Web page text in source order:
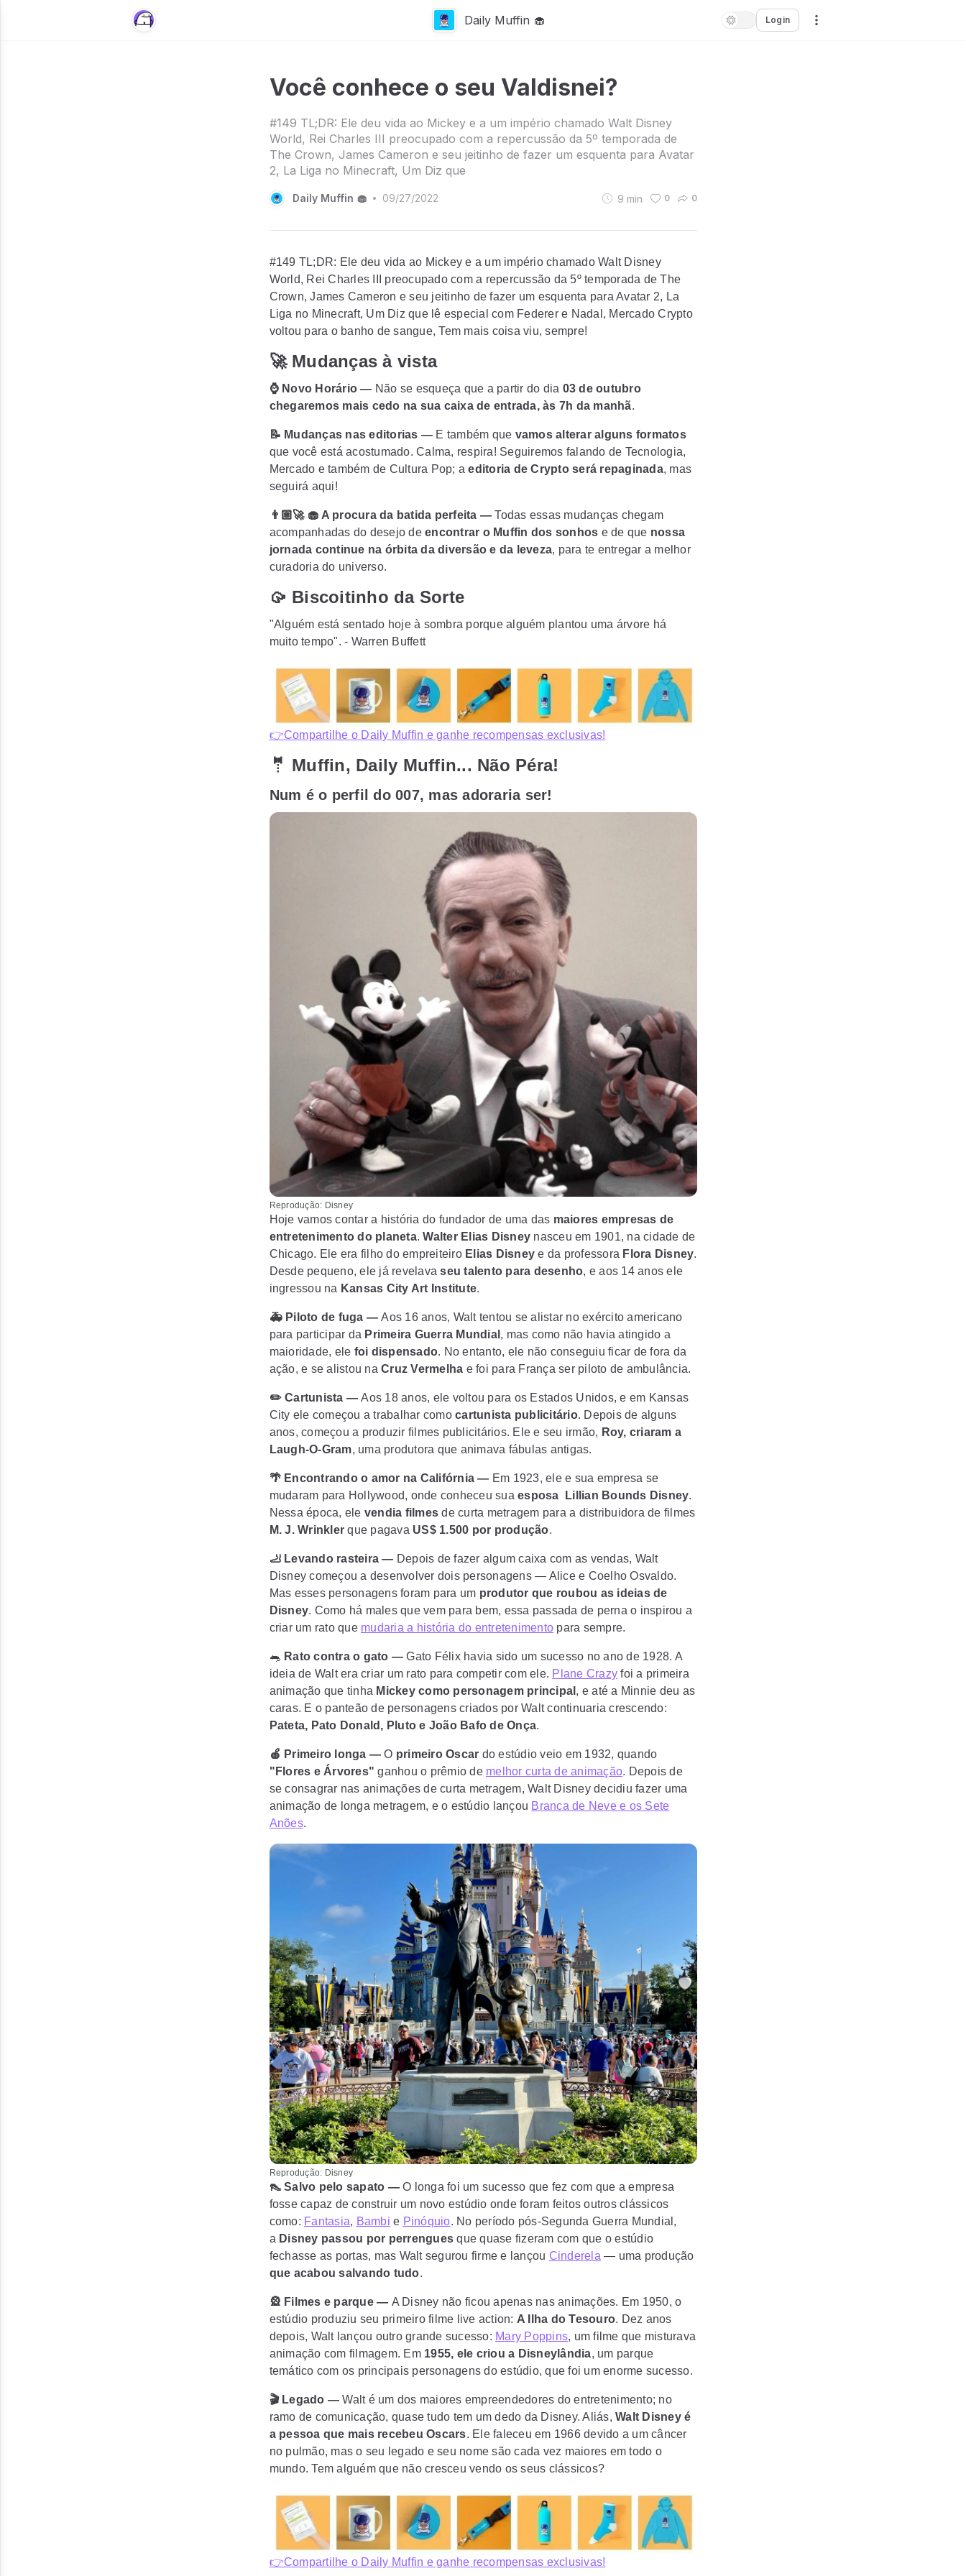
Daily Muffin 🧁 Login
Você conhece o seu Valdisnei?
#149 TL;DR: Ele deu vida ao Mickey e a um império chamado Walt Disney
World, Rei Charles III preocupado com a repercussão da 5º temporada de
The Crown, James Cameron e seu jeitinho de fazer um esquenta para Avatar
2, La Liga no Minecraft, Um Diz que
Daily Muffin 🧁 • 09/27/2022 9 min 0 0
#149 TL;DR: Ele deu vida ao Mickey e a um império chamado Walt Disney
World, Rei Charles III preocupado com a repercussão da 5º temporada de The
Crown, James Cameron e seu jeitinho de fazer um esquenta para Avatar 2, La
Liga no Minecraft, Um Diz que lê especial com Federer e Nadal, Mercado Crypto
voltou para o banho de sangue, Tem mais coisa viu, sempre!
🚀 Mudanças à vista
⌚ Novo Horário — Não se esqueça que a partir do dia 03 de outubro
chegaremos mais cedo na sua caixa de entrada, às 7h da manhã.
📝 Mudanças nas editorias — E também que vamos alterar alguns formatos
que você está acostumado. Calma, respira! Seguiremos falando de Tecnologia,
Mercado e também de Cultura Pop; a editoria de Crypto será repaginada, mas
seguirá aqui!
👨🏼‍🚀 🧁 A procura da batida perfeita — Todas essas mudanças chegam
acompanhadas do desejo de encontrar o Muffin dos sonhos e de que nossa
jornada continue na órbita da diversão e da leveza, para te entregar a melhor
curadoria do universo.
🥠 Biscoitinho da Sorte
"Alguém está sentado hoje à sombra porque alguém plantou uma árvore há
muito tempo". - Warren Buffett
👉Compartilhe o Daily Muffin e ganhe recompensas exclusivas!
🤵 Muffin, Daily Muffin... Não Péra!
Num é o perfil do 007, mas adoraria ser!
Reprodução: Disney
Hoje vamos contar a história do fundador de uma das maiores empresas de
entretenimento do planeta.Walter Elias Disney nasceu em 1901, na cidade de
Chicago. Ele era filho do empreiteiro Elias Disney e da professora Flora Disney.
Desde pequeno, ele já revelavaseu talento para desenho, e aos 14 anos ele
ingressou na Kansas City Art Institute.
🚑 Piloto de fuga —Aos 16 anos, Walt tentou se alistar no exército americano
para participar da Primeira Guerra Mundial , mas como não havia atingido a
maioridade, ele foi dispensado. No entanto, ele não conseguiu ficar de fora da
ação, e se alistou na Cruz Vermelha e foi para França ser piloto de ambulância.
✏️ Cartunista —Aos 18 anos, ele voltou para os Estados Unidos, e em Kansas
City ele começou a trabalhar como cartunista publicitário. Depois de alguns
anos, começou a produzir filmes publicitários. Ele e seu irmão, Roy, criaram a
Laugh-O-Gram, uma produtora que animava fábulas antigas.
🌴 Encontrando o amor na Califórnia — Em 1923, ele e sua empresa se
mudaram para Hollywood, onde conheceu sua esposa Lillian Bounds Disney.
Nessa época, ele vendia filmes de curta metragem para a distribuidora de filmes
M. J. Wrinkler que pagava US$ 1.500 por produção.
🦶 Levando rasteira — Depois de fazer algum caixa com as vendas, Walt
Disney começou a desenvolver dois personagens — Alice e Coelho Osvaldo.
Mas esses personagens foram para um produtor que roubou as ideias de
Disney. Como há males que vem para bem, essa passada de perna o inspirou a
criar um rato que mudaria a história do entretenimento para sempre.
🐀 Rato contra o gato —Gato Félix havia sido um sucesso no ano de 1928. A
ideia de Walt era criar um rato para competir com ele. Plane Crazy foi a primeira
animação que tinha Mickey como personagem principal , e até a Minnie deu as
caras. E o panteão de personagens criados por Walt continuaria crescendo:
Pateta, Pato Donald, Pluto e João Bafo de Onça.
🍎 Primeiro longa — O primeiro Oscar do estúdio veio em 1932, quando
"Flores e Árvores" ganhou o prêmio de melhor curta de animação. Depois de
se consagrar nas animações de curta metragem, Walt Disney decidiu fazer uma
animação de longa metragem, e o estúdio lançou Branca de Neve e os Sete
Anões.
Reprodução: Disney
👠 Salvo pelo sapato — O longa foi um sucesso que fez com que a empresa
fosse capaz de construir um novo estúdio onde foram feitos outros clássicos
como: Fantasia, Bambi e Pinóquio. No período pós-Segunda Guerra Mundial,
a Disney passou por perrengues que quase fizeram com que o estúdio
fechasse as portas, mas Walt segurou firme e lançou Cinderela — uma produção
que acabou salvando tudo.
🎡 Filmes e parque — A Disney não ficou apenas nas animações. Em 1950, o
estúdio produziu seu primeiro filme live action: A Ilha do Tesouro. Dez anos
depois, Walt lançou outro grande sucesso: Mary Poppins, um filme que misturava
animação com filmagem. Em 1955, ele criou a Disneylândia, um parque
temático com os principais personagens do estúdio, que foi um enorme sucesso.
🎬 Legado —Walt é um dos maiores empreendedores do entretenimento; no
ramo de comunicação, quase tudo tem um dedo da Disney. Aliás, Walt Disney é
a pessoa que mais recebeu Oscars. Ele faleceu em 1966 devido a um câncer
no pulmão, mas o seu legado e seu nome são cada vez maiores em todo o
mundo. Tem alguém que não cresceu vendo os seus clássicos?
👉Compartilhe o Daily Muffin e ganhe recompensas exclusivas!